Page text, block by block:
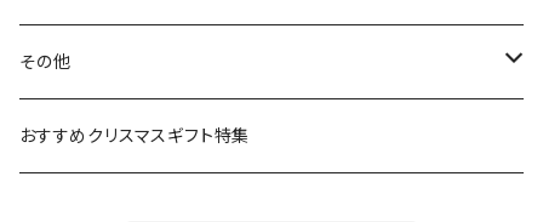
ガラスウェア
カトラリー
ピーターラビット
ポケットモンスター
LAURA ASHLEY(ローラ アシュレイ)
Finlayson(フィンレイソン)
Cecera(セセラ)
CELEC(セレック)
さざなみ
吉祥
その他
リサイクル食器
おすすめクリスマスギフト特集